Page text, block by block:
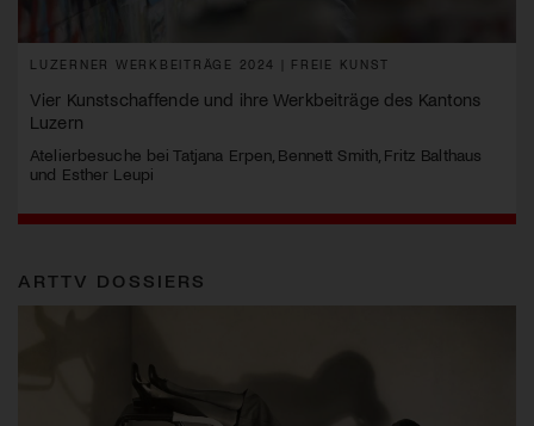
LUZERNER WERKBEITRÄGE 2024 | FREIE KUNST
Vier Kunstschaffende und ihre Werkbeiträge des Kantons
Luzern
Atelierbesuche bei Tatjana Erpen, Bennett Smith, Fritz Balthaus
und Esther Leupi
ARTTV DOSSIERS